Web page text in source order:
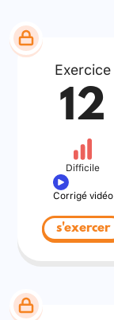
Exercice
12
Difficile
Corrigé vidéo
s'exercer